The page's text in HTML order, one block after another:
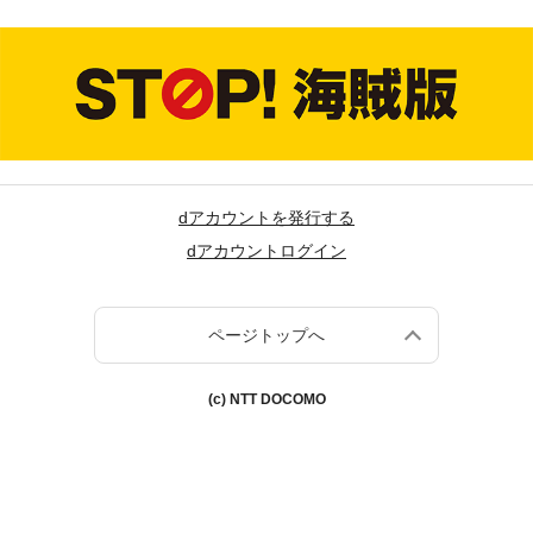
dアカウントを発行する
dアカウントログイン
ページトップへ
(c) NTT DOCOMO